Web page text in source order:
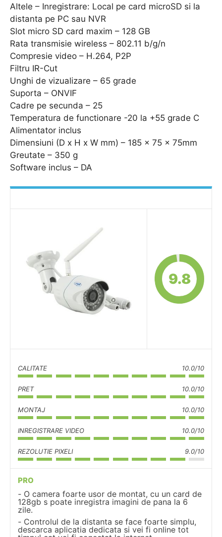
Altele – Inregistrare: Local pe card microSD si la
distanta pe PC sau NVR
Slot micro SD card maxim – 128 GB
Rata transmisie wireless – 802.11 b/g/n
Compresie video – H.264, P2P
Filtru IR-Cut
Unghi de vizualizare – 65 grade
Suporta – ONVIF
Cadre pe secunda – 25
Temperatura de functionare -20 la +55 grade C
Alimentator inclus
Dimensiuni (D x H x W mm) – 185 x 75 x 75mm
Greutate – 350 g
Software inclus – DA
9.8
CALITATE 10.0/10
PRET 10.0/10
MONTAJ 10.0/10
INREGISTRARE VIDEO 10.0/10
REZOLUTIE PIXELI 9.0/10
PRO
O camera foarte usor de montat, cu un card de
128gb s poate inregistra imagini de pana la 6
zile.
Controlul de la distanta se face foarte simplu,
descarca aplicatia dedicata si vei fi online tot